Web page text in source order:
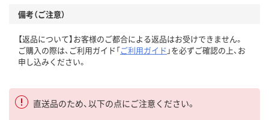
備考（ご注意）
【返品について】お客様のご都合による返品はお受けできません。
ご購入の際は、ご利用ガイド「ご利用ガイド 」を必ずご確認の上、お
申し込みください。
直送品のため、以下の点にご注意ください。